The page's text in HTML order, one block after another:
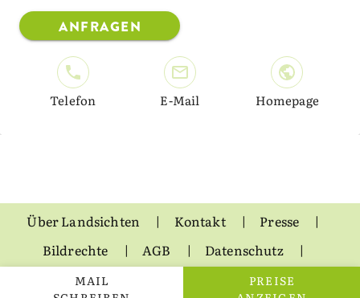
MAIL
PREISE
ANFRAGEN
Telefon E-Mail Homepage
Über Landsichten Kontakt
Presse
Bildrechte
AGB
Datenschutz